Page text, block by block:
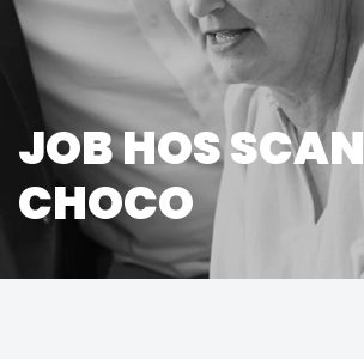
JOB HOS SCAN
CHOCO